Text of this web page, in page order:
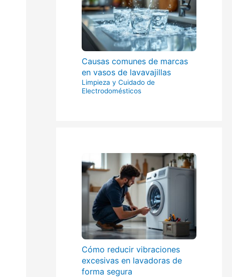
Causas comunes de marcas
en vasos de lavavajillas
Limpieza y Cuidado de
Electrodomésticos
Cómo reducir vibraciones
excesivas en lavadoras de
forma segura